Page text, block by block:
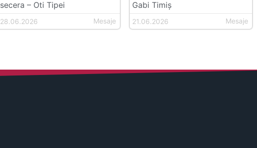
secera – Oti Tipei
28.06.2026 Mesaje
Gabi Timiș
21.06.2026 Mesaje